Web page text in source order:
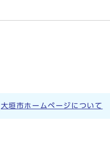
大垣市ホームページについて